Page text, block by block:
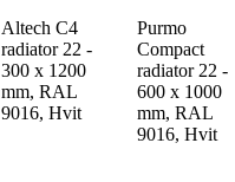
Altech C4
radiator 22 -
300 x 1200
mm, RAL
9016, Hvit
Purmo
Compact
radiator 22 -
600 x 1000
mm, RAL
9016, Hvit